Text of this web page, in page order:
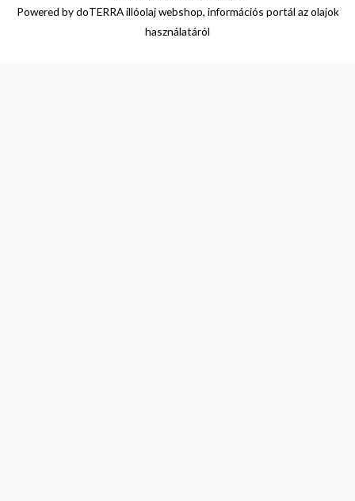
Powered bydoTERRA illóolaj webshop, információs portál az olajok
használatáról